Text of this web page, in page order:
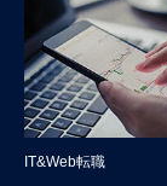
IT&Web転職